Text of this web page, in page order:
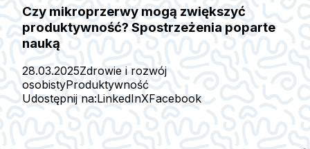
Czy mikroprzerwy mogą zwiększyć
produktywność? Spostrzeżenia poparte
nauką
28.03.2025Zdrowie i rozwój
osobistyProduktywność
Udostępnij na:LinkedInXFacebook